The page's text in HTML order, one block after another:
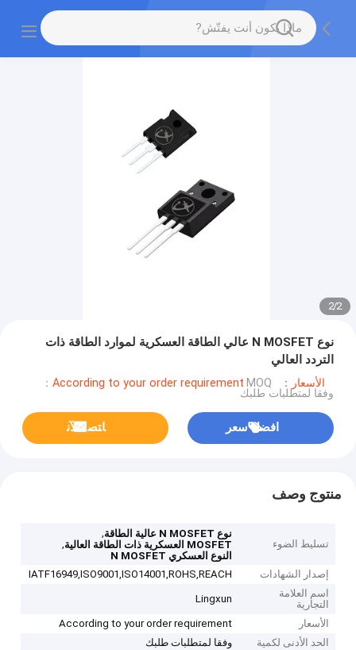
2
/
2
نوع N MOSFET عالي الطاقة العسكرية لموارد الطاقة ذات
التردد العالي
الأسعار：According to your order requirement MOQ：
وفقا لمتطلبات طلبك
افضل سعر ﺎﺘﺼﻟ ﺍﻶﻧ
منتوج وصف
تسليط الضوء
نوع N MOSFET عالية الطاقة
,
MOSFET العسكرية ذات الطاقة العالية
,
النوع العسكري N MOSFET
إصدار الشهادات
IATF16949,ISO9001,ISO14001,ROHS,REACH
اسم العلامة
التجارية
Lingxun
الأسعار
According to your order requirement
الحد الأدنى لكمية
وفقا لمتطلبات طلبك